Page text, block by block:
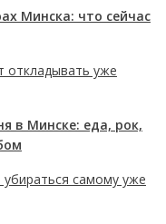
Минска: что сейчас
откладывать уже
в Минске: еда, рок,
убираться самому уже